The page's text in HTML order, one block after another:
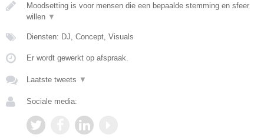
Moodsetting is voor mensen die een bepaalde stemming en sfeer
willen ▼
Diensten: DJ, Concept, Visuals
Er wordt gewerkt op afspraak.
Laatste tweets ▼
Sociale media: